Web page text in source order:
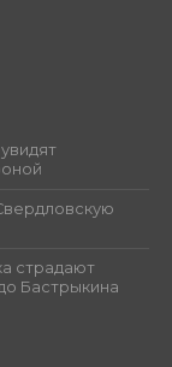
страдают
Бастрыкина